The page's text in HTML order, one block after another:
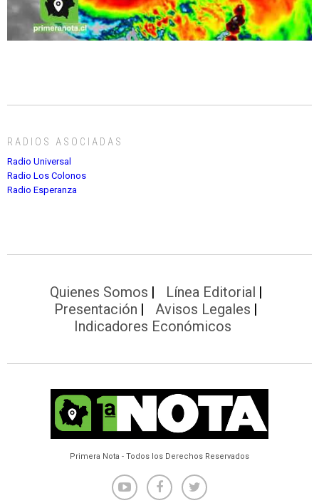
RADIOS ASOCIADAS
Radio Universal
Radio Los Colonos
Radio Esperanza
Quienes Somos
Línea Editorial
Presentación
Avisos Legales
Indicadores Económicos
Primera Nota - Todos los Derechos Reservados